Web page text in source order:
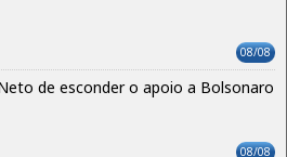
08/08
de esconder o apoio a Bolsonaro
08/08